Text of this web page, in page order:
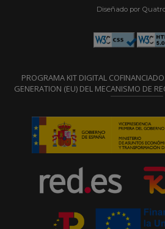
Diseñado por
PROGRAMA KIT DIGITAL
GENERATION (EU) DEL MECANISMO DE